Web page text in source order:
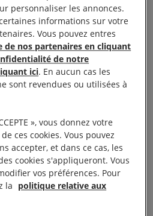
a été arrêté le 3 mars à
pour troubles à l’ordre
une manifestation non
rendait au tribunal pour
d’un juge d’instruction
sur une affaire pénale
et les forces de sécurité
villes du pays,
arrestations et des
mort d’un manifestant.
vers le tribunal à la
personnaliser les annonces.
informations sur votre
Vous pouvez entres
de nos partenaires en cliquant
de notre
ici. En aucun cas les
sont revendues ou utilisées à
», vous donnez votre
ces cookies. Vous pouvez
accepter, et dans ce cas, les
cookies s'appliqueront. Vous
vos préférences. Pour
la politique relative aux